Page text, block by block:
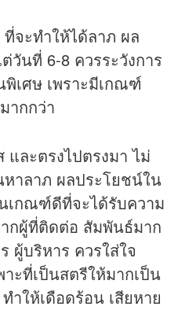
จะทำให้ได้ลาภ ผล
วันที่ 6-8 ควรระวังการ
เศษ เพราะมีเกณฑ์
ากกว่า
และตรงไปตรงมา ไม่
หาลาภ ผลประโยชน์ใน
เกณฑ์ดีที่จะได้รับความ
กผู้ที่ติดต่อ สัมพันธ์มาก
ผู้บริหาร ควรใส่ใจ
ะที่เป็นสตรีให้มากเป็น
ำให้เดือดร้อน เสียหาย